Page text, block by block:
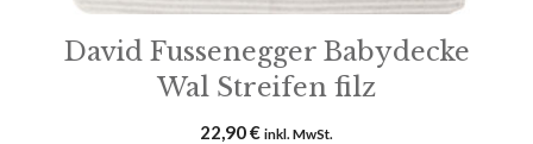
David Fussenegger Babydecke
Wal Streifen filz
22,90€ inkl. MwSt.